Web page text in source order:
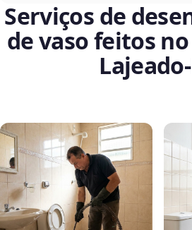
Serviços de
de vaso feitos